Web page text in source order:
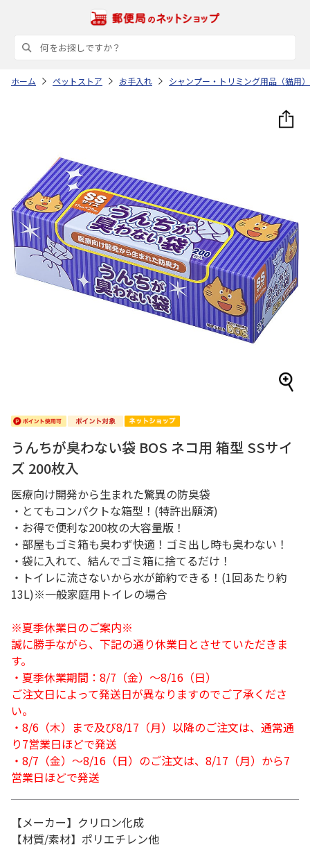
ホーム ペットストア お手入れ シャンプー・トリミング用品（猫用）
うんちが臭わない袋 BOS ネコ用 箱型 SSサイ
ズ 200枚入
医療向け開発から生まれた驚異の防臭袋
・とてもコンパクトな箱型！(特許出願済)
・お得で便利な200枚の大容量版！
・部屋もゴミ箱も臭わず快適！ゴミ出し時も臭わない！
・袋に入れて、結んでゴミ箱に捨てるだけ！
・トイレに流さないから水が節約できる！(1回あたり約
13L)※一般家庭用トイレの場合
※夏季休業日のご案内※
誠に勝手ながら、下記の通り休業日とさせていただきま
す。
・夏季休業期間：8/7（金）～8/16（日）
ご注文日によって発送日が異なりますのでご了承くださ
い。
・8/6（木）まで及び8/17（月）以降のご注文は、通常通
り7営業日ほどで発送
・8/7（金）～8/16（日）のご注文は、8/17（月）から7
営業日ほどで発送
【メーカー】クリロン化成
【材質/素材】ポリエチレン他